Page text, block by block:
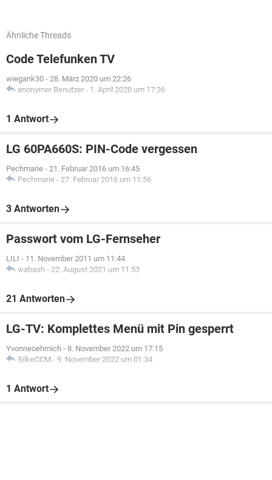
Ähnliche Threads
Code Telefunken TV
wiegank30 - 28. März 2020 um 22:26
anonymer Benutzer - 1. April 2020 um 17:36
1 Antwort
LG 60PA660S: PIN-Code vergessen
Pechmarie - 21. Februar 2016 um 16:45
Pechmarie - 27. Februar 2016 um 11:56
3 Antworten
Passwort vom LG-Fernseher
LILI - 11. November 2011 um 11:44
wabash - 22. August 2021 um 11:53
21 Antworten
LG-TV: Komplettes Menü mit Pin gesperrt
Yvonneoehmich - 8. November 2022 um 17:15
SilkeCCM - 9. November 2022 um 01:34
1 Antwort